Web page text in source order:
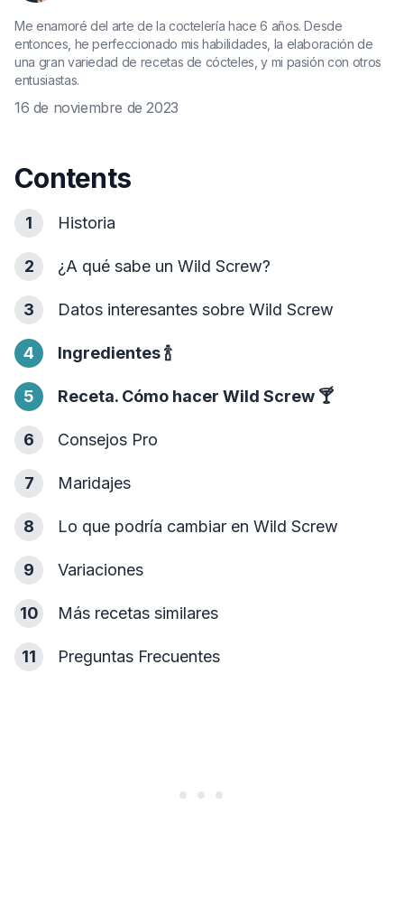
Me enamoré del arte de la coctelería hace 6 años. Desde
entonces, he perfeccionado mis habilidades, la elaboración de
una gran variedad de recetas de cócteles, y mi pasión con otros
entusiastas.
16 de noviembre de 2023
Contents
1 Historia
2 ¿A qué sabe un Wild Screw?
3 Datos interesantes sobre Wild Screw
4 Ingredientes🍾
5 Receta. Cómo hacer Wild Screw 🍸
6 Consejos Pro
7 Maridajes
8 Lo que podría cambiar en Wild Screw
9 Variaciones
10 Más recetas similares
11 Preguntas Frecuentes